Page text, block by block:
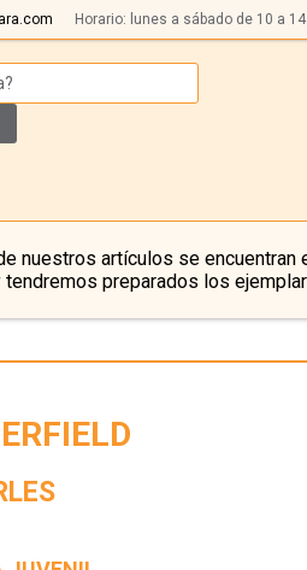
Horario: lunes a sábado de 10 a
nuestros artículos se encuentran
preparados los